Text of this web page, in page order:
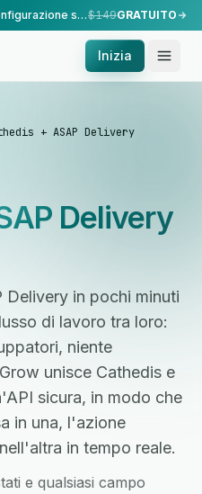
Configurazione gestita da noi — configurazione standard, eseguita dal nostro team.$149GRATUITO
Inizia
+ ASAP Delivery
Delivery
Delivery in pochi minuti
di lavoro tra loro:
niente
unisce Cathedis e
sicura, in modo che
in una, l'azione
in tempo reale.
e qualsiasi campo